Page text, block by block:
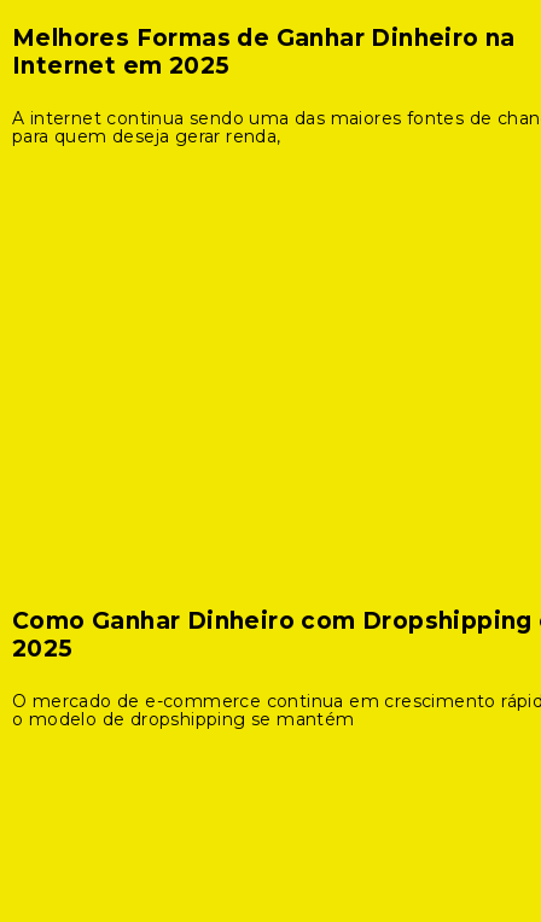
Melhores Formas de Ganhar Dinheiro na
Internet em 2025
A internet continua sendo uma das maiores fontes de
para quem deseja gerar renda,
Como Ganhar Dinheiro com Dropshipping
2025
O mercado de e-commerce continua em crescimento
o modelo de dropshipping se mantém